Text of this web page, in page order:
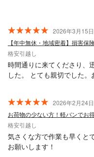
2026年3月15
【年中無休・地域密着】損害
格安引越し
時間通りに来てくださり、
した。 とても親切でした。
2026年2月24
格安引越し
気さくな方で作業も早くと
お願いします！